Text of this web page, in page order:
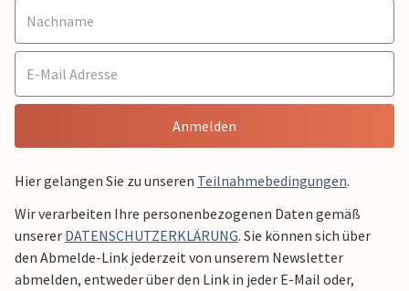
Anmelden
Hier gelangen Sie zu unseren Teilnahmebedingungen.
Wir verarbeiten Ihre personenbezogenen Daten gemäß
unserer DATENSCHUTZERKLÄRUNG. Sie können sich über
den Abmelde-Link jederzeit von unserem Newsletter
abmelden, entweder über den Link in jeder E-Mail oder,